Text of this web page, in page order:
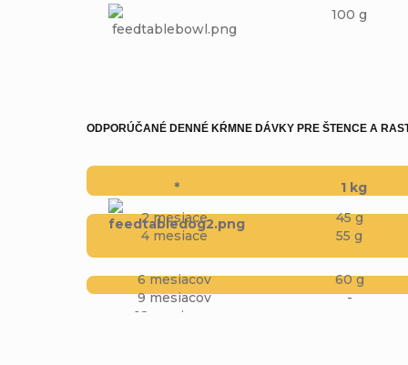
100 g
ODPORÚČANÉ DENNÉ KŔMNE DÁVKY PRE ŠTENCE A
* 1 kg
2 mesiace
45 g
4 mesiace
55 g
6 mesiacov 60 g
9 mesiacov
-
12 mesiacov